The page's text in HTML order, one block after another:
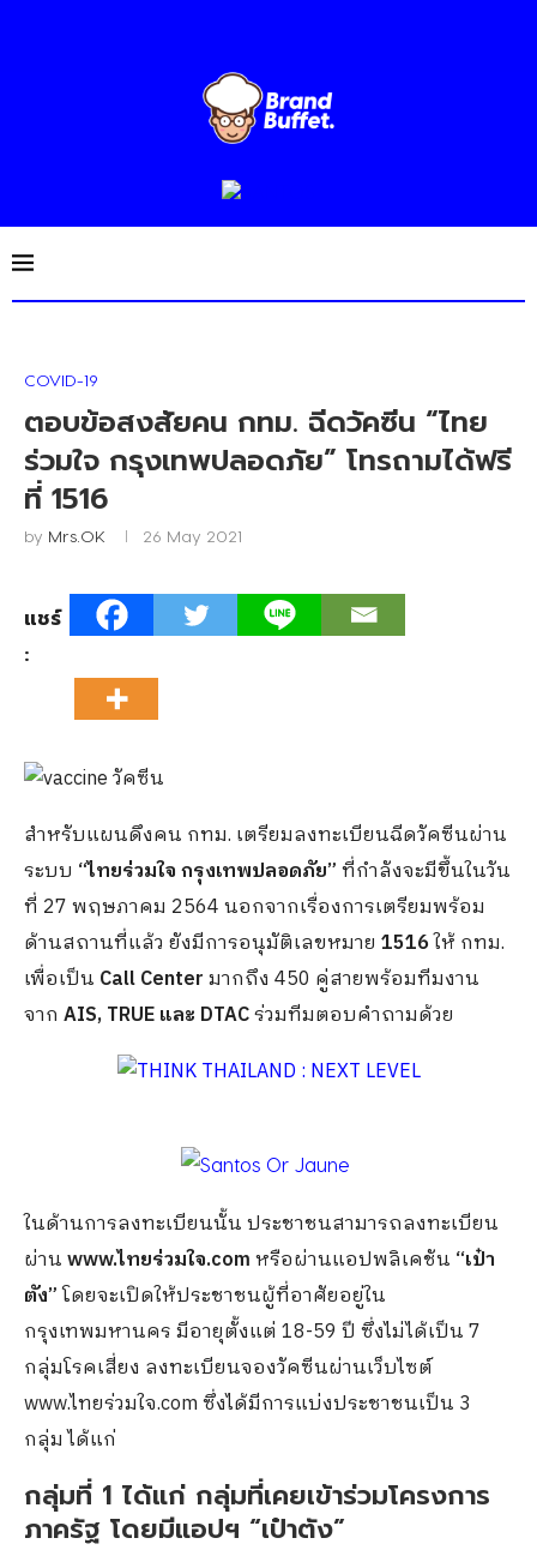
COVID-19
ตอบข้อสงสัยคน กทม. ฉีดวัคซีน “ไทย
ร่วมใจ กรุงเทพปลอดภัย” โทรถามได้ฟรี
ที่ 1516
by Mrs.OK 26 May 2021
แชร์
:
สำหรับแผนดึงคน กทม. เตรียมลงทะเบียนฉีดวัคซีนผ่าน
ระบบ “ไทยร่วมใจ กรุงเทพปลอดภัย”ที่กำลังจะมีขึ้นในวัน
ที่ 27 พฤษภาคม 2564 นอกจากเรื่องการเตรียมพร้อม
ด้านสถานที่แล้ว ยังมีการอนุมัติเลขหมาย 1516ให้ กทม.
เพื่อเป็น Call Centerมากถึง 450 คู่สายพร้อมทีมงาน
จาก AIS, TRUE และ DTACร่วมทีมตอบคำถามด้วย
ในด้านการลงทะเบียนนั้น ประชาชนสามารถลงทะเบียน
ผ่านwww.ไทยร่วมใจ.comหรือผ่านแอปพลิเคชัน “เป๋า
ตัง”โดยจะเปิดให้ประชาชนผู้ที่อาศัยอยู่ใน
กรุงเทพมหานคร มีอายุตั้งแต่ 18-59 ปี ซึ่งไม่ได้เป็น 7
กลุ่มโรคเสี่ยง ลงทะเบียนจองวัคซีนผ่านเว็บไซต์
www.ไทยร่วมใจ.com ซึ่งได้มีการแบ่งประชาชนเป็น 3
กลุ่ม ได้แก่
กลุ่มที่ 1 ได้แก่ กลุ่มที่เคยเข้าร่วมโครงการ
ภาครัฐ โดยมีแอปฯ “เป๋าตัง”